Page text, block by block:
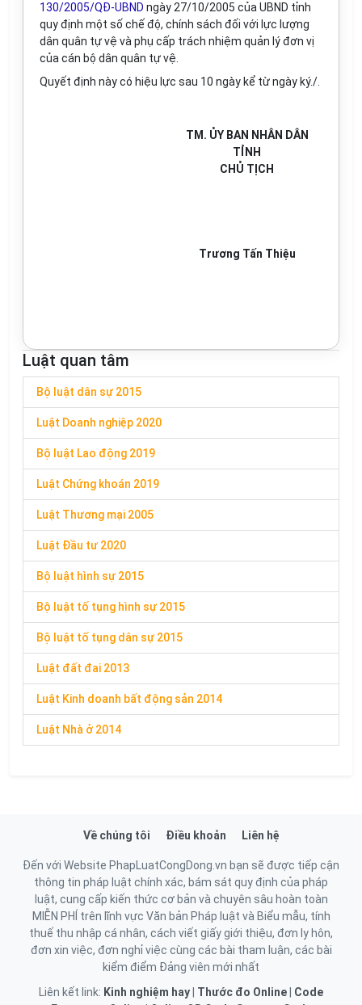
130/2005/QĐ-UBND ngày 27/10/2005 của UBND tỉnh
quy định một số chế độ, chính sách đối với lực lượng
dân quân tự vệ và phụ cấp trách nhiệm quản lý đơn vị
của cán bộ dân quân tự vệ.
Quyết định này có hiệu lực sau 10 ngày kể từ ngày ký./.
TM. ỦY BAN NHÂN DÂN
TỈNH
CHỦ TỊCH
Trương Tấn Thiệu
Luật quan tâm
Bộ luật dân sự 2015
Luật Doanh nghiệp 2020
Bộ luật Lao động 2019
Luật Chứng khoán 2019
Luật Thương mại 2005
Luật Đầu tư 2020
Bộ luật hình sự 2015
Bộ luật tố tụng hình sự 2015
Bộ luật tố tụng dân sự 2015
Luật đất đai 2013
Luật Kinh doanh bất động sản 2014
Luật Nhà ở 2014
Về chúng tôi Điều khoản Liên hệ
Đến với Website PhapLuatCongDong.vn bạn sẽ được tiếp cận
thông tin pháp luật chính xác, bám sát quy định của pháp
luật, cung cấp kiến thức cơ bản và chuyên sâu hoàn toàn
MIỄN PHÍ trên lĩnh vực Văn bản Pháp luật và Biểu mẫu, tính
thuế thu nhập cá nhân, cách viết giấy giới thiệu, đơn ly hôn,
đơn xin việc, đơn nghỉ việc cùng các bài tham luận, các bài
kiểm điểm Đảng viên mới nhất
Liên kết link: Kinh nghiệm hay Thước đo Online
Code